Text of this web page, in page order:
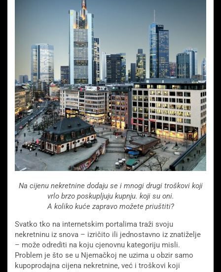
Na cijenu nekretnine dodaju se i mnogi drugi troškovi koji
vrlo brzo poskupljuju kupnju. koji su oni.
A koliko kuće zapravo možete priuštiti?
Svatko tko na internetskim portalima traži svoju
nekretninu iz snova – izričito ili jednostavno iz znatiželje
– može odrediti na koju cjenovnu kategoriju misli.
Problem je što se u Njemačkoj ne uzima u obzir samo
kupoprodajna cijena nekretnine, već i troškovi koji